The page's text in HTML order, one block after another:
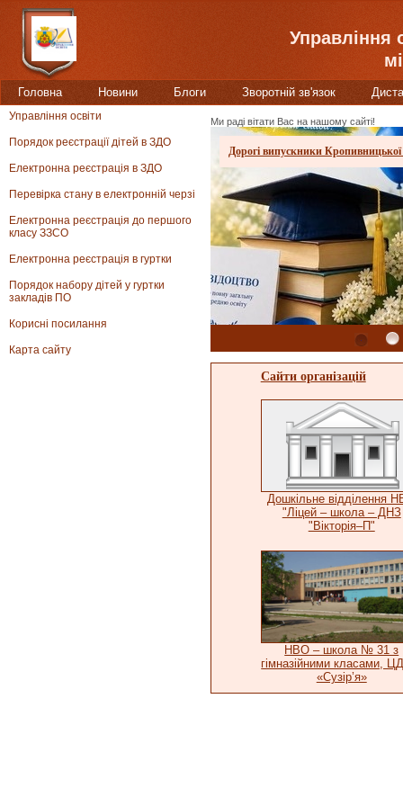
Управління
Головна Новини Блоги Зворотній зв'язок
Управління освіти
Порядок реєстрації дітей в ЗДО
Електронна реєстрація в ЗДО
Перевірка стану в електронній черзі
Електронна реєстрація до першого
класу ЗЗСО
Електронна реєстрація в гуртки
Порядок набору дітей у гуртки
закладів ПО
Корисні посилання
Карта сайту
Ми раді вітати Вас на нашому сайті!
Дорогі випускники
Сайти організацій
Дошкільне відділення
"Ліцей – школа – ДНЗ
"Вікторія–П"
НВО – школа № 31 з
гімназійними класами,
«Сузір’я»